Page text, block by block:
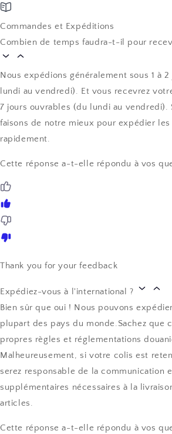
Commandes et Expéditions
Combien de temps faudra-t-il pour
Nous expédions généralement sous 1 à
lundi au vendredi). Et vous recevrez
7 jours ouvrables (du lundi au vendredi).
faisons de notre mieux pour expédier les
rapidement.
Cette réponse a-t-elle répondu à vos
Thank you for your feedback
Expédiez-vous à l'international ?
Bien sûr que oui ! Nous pouvons
plupart des pays du monde.Sachez que
propres règles et réglementations
Malheureusement, si votre colis est
serez responsable de la communication
supplémentaires nécessaires à la
articles.
Cette réponse a-t-elle répondu à vos